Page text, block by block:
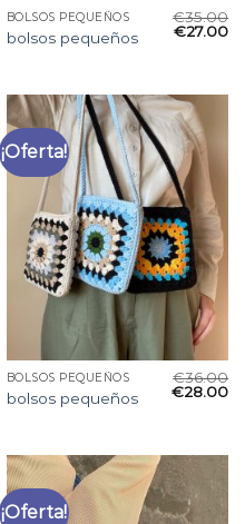
BOLSOS PEQUEÑOS
bolsos pequeños
€35.00
€27.00
¡Oferta!
BOLSOS PEQUEÑOS
bolsos pequeños
€36.00
€28.00
¡Oferta!